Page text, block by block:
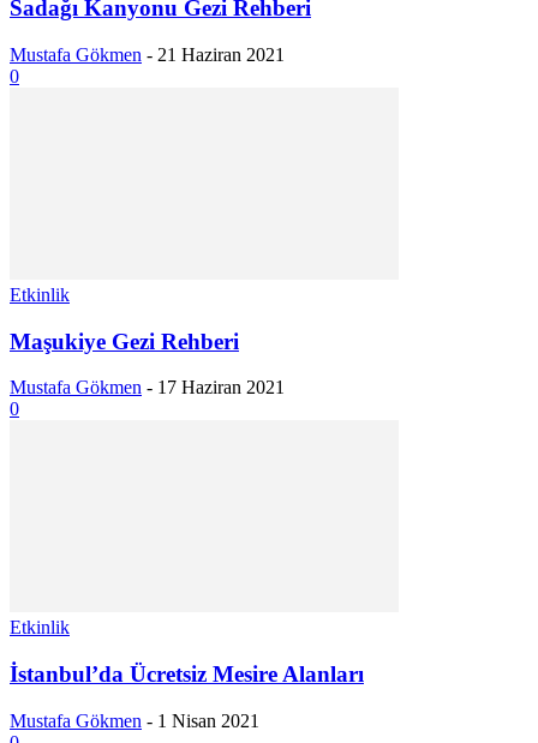
Sadağı Kanyonu Gezi Rehberi
Mustafa Gökmen - 21 Haziran 2021
0
Etkinlik
Maşukiye Gezi Rehberi
Mustafa Gökmen - 17 Haziran 2021
0
Etkinlik
İstanbul’da Ücretsiz Mesire Alanları
Mustafa Gökmen - 1 Nisan 2021